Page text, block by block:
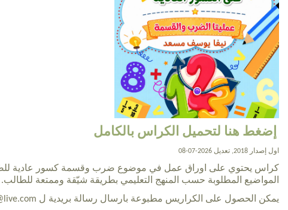
إضغط هنا لتحميل الكراس بالكامل
اول إصدار 2018, تعديل 2026-07-08
كراس يحتوي على اوراق عمل في موضوع ضرب وقسمة كسور عادية
المواضيع المطلوبة حسب المنهج التعليمي بطريقة شيّقة وممتعة للطالب.
يمكن الحصول على الكراريس مطبوعة بارسال رسالة بريدية ل niva_m@live.com.